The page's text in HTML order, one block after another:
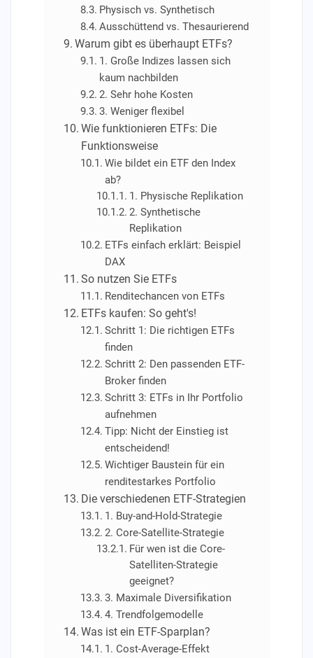
Physisch vs. Synthetisch
Ausschüttend vs. Thesaurierend
Warum gibt es überhaupt ETFs?
1. Große Indizes lassen sich
kaum nachbilden
2. Sehr hohe Kosten
3. Weniger flexibel
Wie funktionieren ETFs: Die
Funktionsweise
Wie bildet ein ETF den Index
ab?
1. Physische Replikation
2. Synthetische
Replikation
ETFs einfach erklärt: Beispiel
DAX
So nutzen Sie ETFs
Renditechancen von ETFs
ETFs kaufen: So geht's!
Schritt 1: Die richtigen ETFs
finden
Schritt 2: Den passenden ETF-
Broker finden
Schritt 3: ETFs in Ihr Portfolio
aufnehmen
Tipp: Nicht der Einstieg ist
entscheidend!
Wichtiger Baustein für ein
renditestarkes Portfolio
Die verschiedenen ETF-Strategien
1. Buy-and-Hold-Strategie
2. Core-Satellite-Strategie
Für wen ist die Core-
Satelliten-Strategie
geeignet?
3. Maximale Diversifikation
4. Trendfolgemodelle
Was ist ein ETF-Sparplan?
1. Cost-Average-Effekt